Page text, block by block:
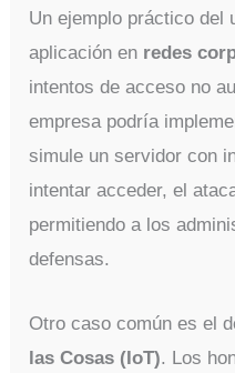
Un ejemplo práctico del
aplicación en redes
intentos de acceso no
empresa podría
simule un servidor con
intentar acceder, el
permitiendo a los
defensas.
Otro caso común es el
las Cosas (IoT). Los